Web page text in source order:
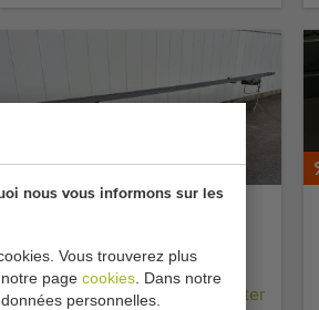
nous vous informons sur les
Vous trouverez plus
page cookies . Dans notre
personnelles.
Prix très compétitif
Ajouter